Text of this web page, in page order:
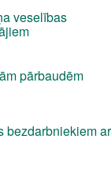
veselības
pārbaudēm
bezdarbniekiem ar